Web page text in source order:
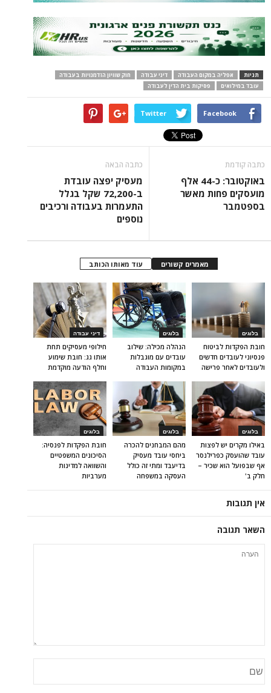
תגיות אפליה במקום העבודה דיני עבודה
חוק שוויון הזדמנויות בעבודה
עובד במילואים
פסיקות בית הדין לעבודה
Facebook
Twitter
כתבה קודמת
באוקטובר: כ-44 אלף
מועסקים פחות מאשר
בספטמבר
כתבה הבאה
מעסיק יפצה עובדת
ב-72,200 שקל בגלל
התעמרות בעבודה ורכיבים
נוספים
מאמרים קשורים עוד מאותו הכותב
דיני עבודה
חילופי מעסיקים תחת
אותו גג: חובת שימוע
וחלף הודעה מוקדמת
בלוגים
הנהלה מכילה: שילוב
עובדים עם מוגבלות
במקומות העבודה
בלוגים
חובת הפקדות לביטוח
פנסיוני לעובדים חדשים
ולעובדים לאחר פרישה
בלוגים
חובת הפקדות לפנסיה:
הסיכונים המשפטיים
והשוואה למדינות
מערביות
בלוגים
מהם המבחנים להכרה
ביחסי עובד מעסיק
בדיעבד ומתי זה כולל
העסקה במשפחה
בלוגים
באילו מקרים יש לפצות
עובד שהועסק כפרילנסר
אף שבפועל הוא שכיר –
חלק ב'
אין תגובות
השאר תגובה